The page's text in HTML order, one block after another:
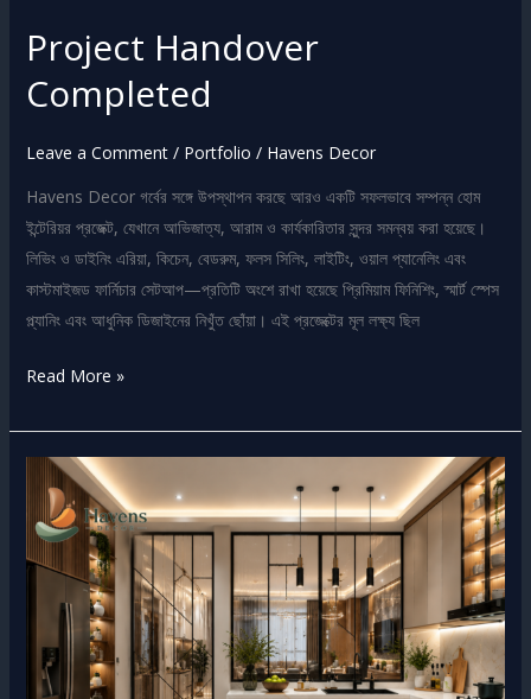
Project Handover
Completed
Leave a Comment / Portfolio / Havens Decor
Havens Decor গর্বের সঙ্গে উপস্থাপন করছে আরও একটি সফলভাবে সম্পন্ন হোম
ইন্টেরিয়র প্রজেক্ট, যেখানে আভিজাত্য, আরাম ও কার্যকারিতার সুন্দর সমন্বয় করা হয়েছে।
লিভিং ও ডাইনিং এরিয়া, কিচেন, বেডরুম, ফলস সিলিং, লাইটিং, ওয়াল প্যানেলিং এবং
কাস্টমাইজড ফার্নিচার সেটআপ—প্রতিটি অংশে রাখা হয়েছে প্রিমিয়াম ফিনিশিং, স্মার্ট স্পেস
প্ল্যানিং এবং আধুনিক ডিজাইনের নিখুঁত ছোঁয়া। এই প্রজেক্টের মূল লক্ষ্য ছিল
Read More »
Modern
Elegant
Interior
Design
Dream
Home